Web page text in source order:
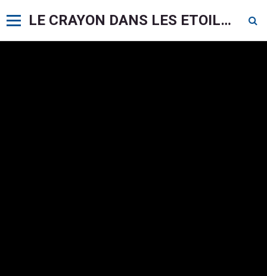
LE CRAYON DANS LES ETOILES